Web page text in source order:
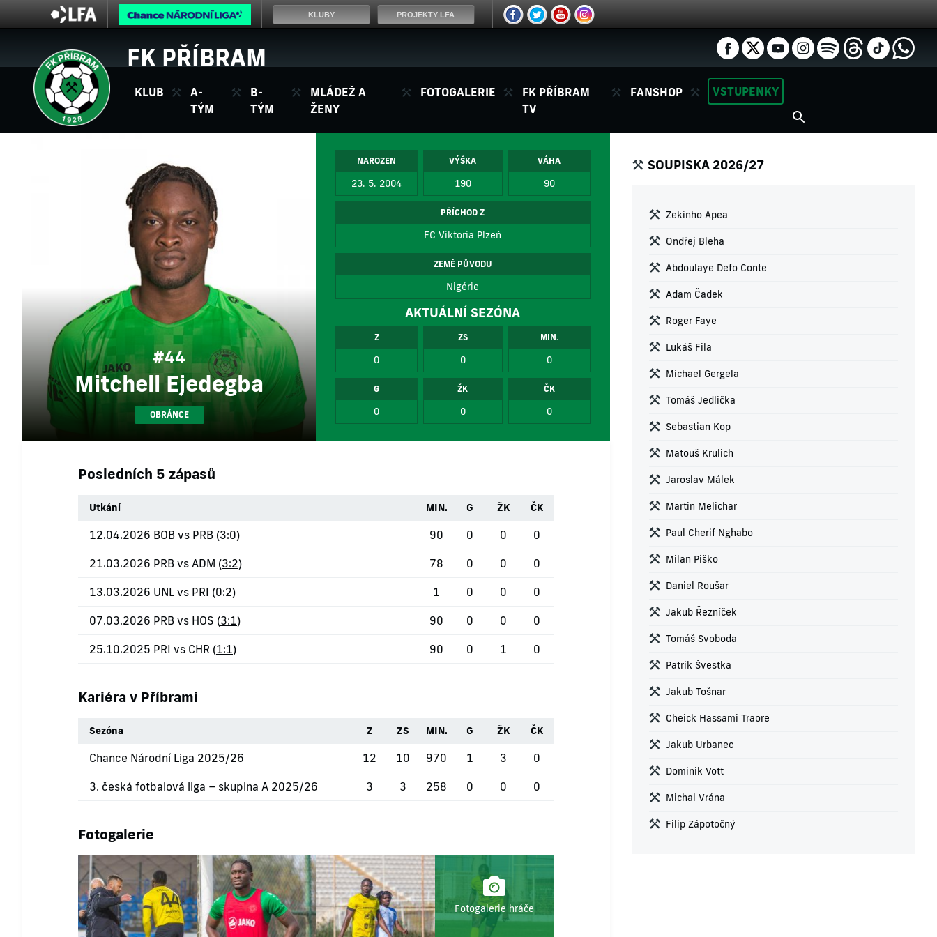
FK PŘÍBRAM
KLUB
A-
TÝM
B-
TÝM
MLÁDEŽ A
ŽENY
FOTOGALERIE
FK PŘÍBRAM
TV
FANSHOP VSTUPENKY
#44
Mitchell Ejedegba
OBRÁNCE
NAROZEN
23. 5. 2004
VÝŠKA
190
VÁHA
90
PŘÍCHOD Z
FC Viktoria Plzeň
ZEMĚ PŮVODU
Nigérie
AKTUÁLNÍ SEZÓNA
Z
0
ZS
0
MIN.
0
G
0
ŽK
0
ČK
0
Posledních 5 zápasů
Utkání MIN. G ŽK ČK
12.04.2026 BOB vs PRB (3:0) 90 0 0 0
21.03.2026 PRB vs ADM (3:2) 78 0 0 0
13.03.2026 UNL vs PRI (0:2) 1 0 0 0
07.03.2026 PRB vs HOS (3:1) 90 0 0 0
25.10.2025 PRI vs CHR (1:1) 90 0 1 0
Kariéra v Příbrami
Sezóna Z ZS MIN. G ŽK ČK
Chance Národní Liga 2025/26 12 10 970 1 3 0
3. česká fotbalová liga – skupina A 2025/26 3 3 258 0 0 0
Fotogalerie
Fotogalerie hráče
SOUPISKA 2026/27
Zekinho Apea
Ondřej Bleha
Abdoulaye Defo Conte
Adam Čadek
Roger Faye
Lukáš Fila
Michael Gergela
Tomáš Jedlička
Sebastian Kop
Matouš Krulich
Jaroslav Málek
Martin Melichar
Paul Cherif Nghabo
Milan Piško
Daniel Roušar
Jakub Řezníček
Tomáš Svoboda
Patrik Švestka
Jakub Tošnar
Cheick Hassami Traore
Jakub Urbanec
Dominik Vott
Michal Vrána
Filip Zápotočný
KLUBY PROJEKTY LFA